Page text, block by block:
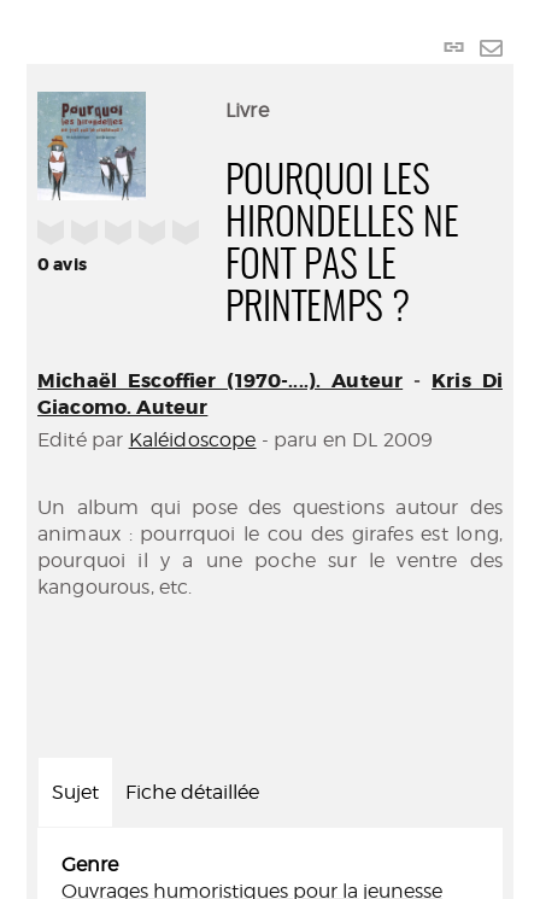
Lien
0avis
Livre
POURQUOI LES
HIRONDELLES NE
FONT PAS LE
PRINTEMPS ?
Michaël Escoffier (1970-....). Auteur - Kris Di
Giacomo. Auteur
Edité par Kaléidoscope - paru en DL 2009
Un album qui pose des questions autour des
animaux : pourrquoi le cou des girafes est long,
pourquoi il y a une poche sur le ventre des
kangourous, etc.
Sujet Fiche détaillée
Genre
Ouvrages humoristiques pour la jeunesse